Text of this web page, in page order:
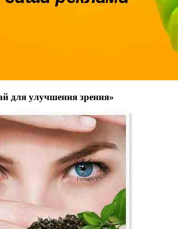
для улучшения зрения»